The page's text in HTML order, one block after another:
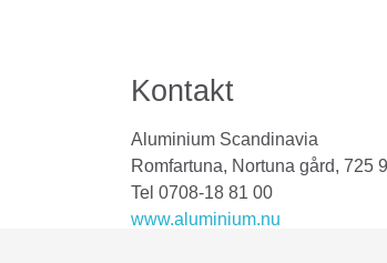
Kontakt
Aluminium Scandinavia
Romfartuna, Nortuna gård, 725
Tel 0708-18 81 00
www.aluminium.nu